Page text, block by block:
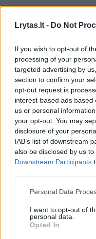
Lrytas.lt - Do Not
If you wish to opt-out of
processing of your
targeted advertising by
section to confirm your
opt-out request is
interest-based ads
us or personal
your opt-out. You may
disclosure of your
IAB’s list of downstream
also be disclosed by us
Downstream Participants
Personal Data
I want to opt-out of
personal data.
Opted In
Sportas Krepšinis
Vilniaus
klube
2026 m. rugpjūčio 6 d.